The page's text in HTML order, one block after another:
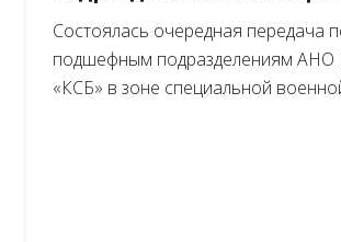
Состоялась очередная передача
подшефным подразделениям
«КСБ» в зоне специальной